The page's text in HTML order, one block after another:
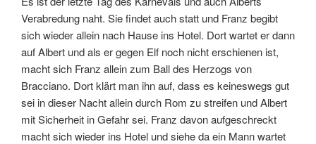
Verabredung naht. Sie findet auch statt und Franz begibt
sich wieder allein nach Hause ins Hotel. Dort wartet er dann
auf Albert und als er gegen Elf noch nicht erschienen ist,
macht sich Franz allein zum Ball des Herzogs von
Bracciano. Dort klärt man ihn auf, dass es keineswegs gut
sei in dieser Nacht allein durch Rom zu streifen und Albert
mit Sicherheit in Gefahr sei. Franz davon aufgeschreckt
macht sich wieder ins Hotel und siehe da ein Mann wartet